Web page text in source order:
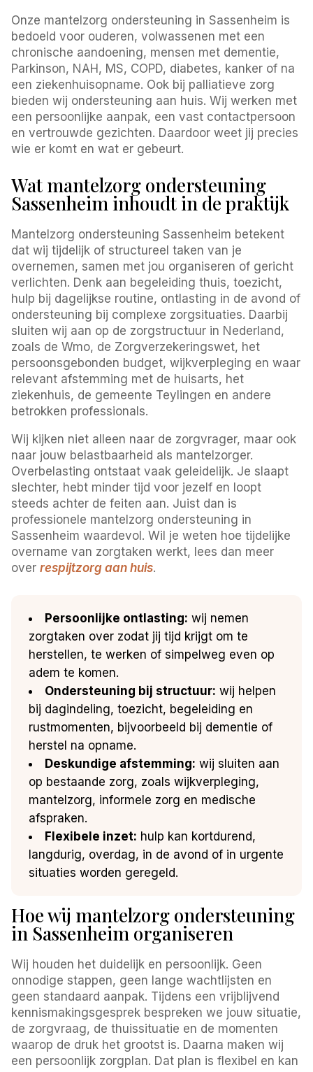
Onze mantelzorg ondersteuning in Sassenheim is
bedoeld voor ouderen, volwassenen met een
chronische aandoening, mensen met dementie,
Parkinson, NAH, MS, COPD, diabetes, kanker of na
een ziekenhuisopname. Ook bij palliatieve zorg
bieden wij ondersteuning aan huis. Wij werken met
een persoonlijke aanpak, een vast contactpersoon
en vertrouwde gezichten. Daardoor weet jij precies
wie er komt en wat er gebeurt.
Wat mantelzorg ondersteuning
Sassenheim inhoudt in de praktijk
Mantelzorg ondersteuning Sassenheim betekent
dat wij tijdelijk of structureel taken van je
overnemen, samen met jou organiseren of gericht
verlichten. Denk aan begeleiding thuis, toezicht,
hulp bij dagelijkse routine, ontlasting in de avond of
ondersteuning bij complexe zorgsituaties. Daarbij
sluiten wij aan op de zorgstructuur in Nederland,
zoals de Wmo, de Zorgverzekeringswet, het
persoonsgebonden budget, wijkverpleging en waar
relevant afstemming met de huisarts, het
ziekenhuis, de gemeente Teylingen en andere
betrokken professionals.
Wij kijken niet alleen naar de zorgvrager, maar ook
naar jouw belastbaarheid als mantelzorger.
Overbelasting ontstaat vaak geleidelijk. Je slaapt
slechter, hebt minder tijd voor jezelf en loopt
steeds achter de feiten aan. Juist dan is
professionele mantelzorg ondersteuning in
Sassenheim waardevol. Wil je weten hoe tijdelijke
overname van zorgtaken werkt, lees dan meer
overrespijtzorg aan huis.
Persoonlijke ontlasting: wij nemen
zorgtaken over zodat jij tijd krijgt om te
herstellen, te werken of simpelweg even op
adem te komen.
Ondersteuning bij structuur: wij helpen
bij dagindeling, toezicht, begeleiding en
rustmomenten, bijvoorbeeld bij dementie of
herstel na opname.
Deskundige afstemming: wij sluiten aan
op bestaande zorg, zoals wijkverpleging,
mantelzorg, informele zorg en medische
afspraken.
Flexibele inzet: hulp kan kortdurend,
langdurig, overdag, in de avond of in urgente
situaties worden geregeld.
Hoe wij mantelzorg ondersteuning
in Sassenheim organiseren
Wij houden het duidelijk en persoonlijk. Geen
onnodige stappen, geen lange wachtlijsten en
geen standaard aanpak. Tijdens een vrijblijvend
kennismakingsgesprek bespreken we jouw situatie,
de zorgvraag, de thuissituatie en de momenten
waarop de druk het grootst is. Daarna maken wij
een persoonlijk zorgplan. Dat plan is flexibel en kan